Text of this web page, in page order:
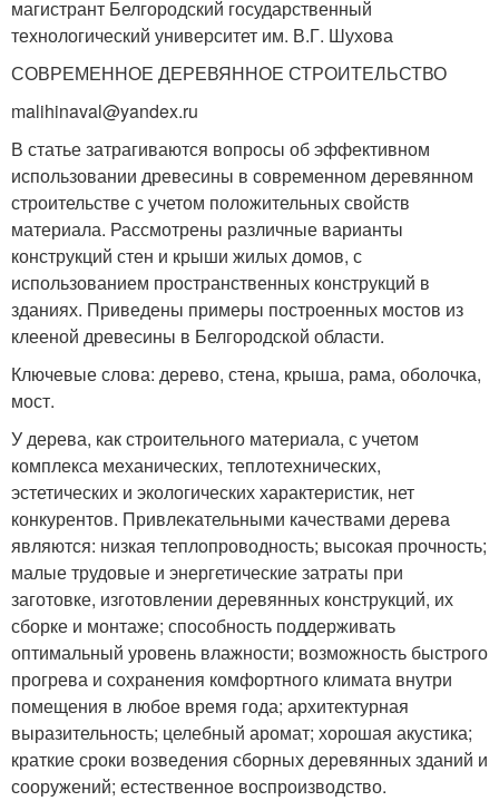
магистрант Белгородский государственный
технологический университет им. В.Г. Шухова
СОВРЕМЕННОЕ ДЕРЕВЯННОЕ СТРОИТЕЛЬСТВО
malihinaval@yandex.ru
В статье затрагиваются вопросы об эффективном
использовании древесины в современном деревянном
строительстве с учетом положительных свойств
материала. Рассмотрены различные варианты
конструкций стен и крыши жилых домов, с
использованием пространственных конструкций в
зданиях. Приведены примеры построенных мостов из
клееной древесины в Белгородской области.
Ключевые слова: дерево, стена, крыша, рама, оболочка,
мост.
У дерева, как строительного материала, с учетом
комплекса механических, теплотехнических,
эстетических и экологических характеристик, нет
конкурентов. Привлекательными качествами дерева
являются: низкая теплопроводность; высокая прочность;
малые трудовые и энергетические затраты при
заготовке, изготовлении деревянных конструкций, их
сборке и монтаже; способность поддерживать
оптимальный уровень влажности; возможность быстрого
прогрева и сохранения комфортного климата внутри
помещения в любое время года; архитектурная
выразительность; целебный аромат; хорошая акустика;
краткие сроки возведения сборных деревянных зданий и
сооружений; естественное воспроизводство.